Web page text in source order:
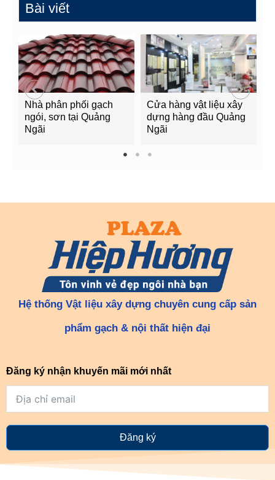
Bài viết
Nhà phân phối gạch
ngói, sơn tại Quảng
Ngãi
Cửa hàng vật liệu xây
dựng hàng đầu Quảng
Ngãi
1 2 3
Hệ thống Vật liệu xây dựng chuyên cung cấp sản
phẩm gạch & nội thất hiện đại
Đăng ký nhận khuyến mãi mới nhất
Đăng ký